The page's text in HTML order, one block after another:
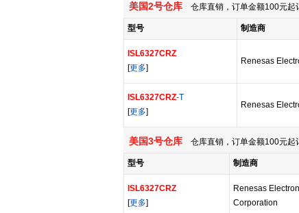
美国2号仓库 仓库直销，订单金额100元起
型号 制造商
ISL6327CRZ
[更多]
Renesas
ISL6327CRZ-T
[更多]
Renesas
美国3号仓库 仓库直销，订单金额100元起
型号 制造商
ISL6327CRZ
[更多]
Renesas
Corporation